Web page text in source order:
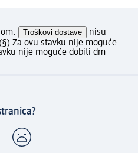
Troškovi dostave
nisu
(§) Za ovu stavku nije moguće
nije moguće dobiti dm